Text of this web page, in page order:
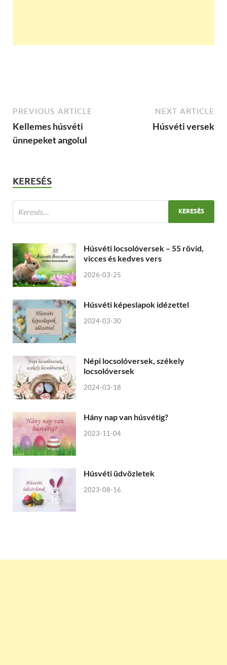
PREVIOUS ARTICLE
Kellemes húsvéti
ünnepeket angolul
NEXT ARTICLE
Húsvéti versek
KERESÉS
Húsvéti locsolóversek – 55 rövid,
vicces és kedves vers
2026-03-25
Húsvéti képeslapok idézettel
2024-03-30
Népi locsolóversek, székely
locsolóversek
2024-03-18
Hány nap van húsvétig?
2023-11-04
Húsvéti üdvözletek
2023-08-16